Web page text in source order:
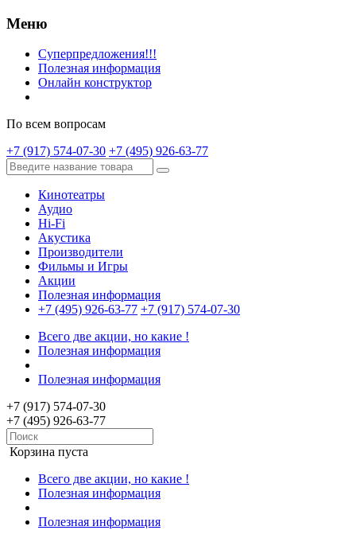
Меню
Суперпредложения!!!
Полезная информация
Онлайн конструктор
По всем вопросам
+7 (917) 574-07-30 +7 (495) 926-63-77
Кинотеатры
Аудио
Hi-Fi
Акустика
Производители
Фильмы и Игры
Акции
Полезная информация
+7 (495) 926-63-77 +7 (917) 574-07-30
Всего две акции, но какие !
Полезная информация
Полезная информация
+7 (917) 574-07-30
+7 (495) 926-63-77
Корзина пуста
Всего две акции, но какие !
Полезная информация
Полезная информация